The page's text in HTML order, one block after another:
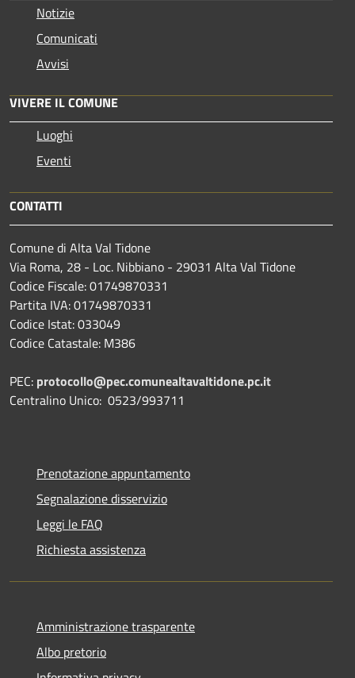
Notizie
Comunicati
Avvisi
VIVERE IL COMUNE
Luoghi
Eventi
CONTATTI
Comune di Alta Val Tidone
Via Roma, 28 - Loc. Nibbiano - 29031 Alta Val Tidone
Codice Fiscale: 01749870331
Partita IVA: 01749870331
Codice Istat: 033049
Codice Catastale: M386
PEC: protocollo@pec.comunealtavaltidone.pc.it
Centralino Unico: 0523/993711
Prenotazione appuntamento
Segnalazione disservizio
Leggi le FAQ
Richiesta assistenza
Amministrazione trasparente
Albo pretorio